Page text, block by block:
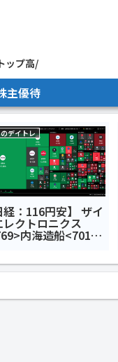
ップ高/
主優待
デイトレ
経：116円安】 ザイ
レクトロニクス
内海造船<7018>
ージ情報開発
日